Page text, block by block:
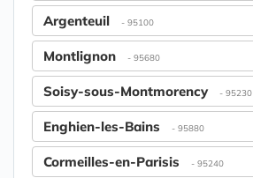
Argenteuil - 95100
Montlignon - 95680
Soisy-sous-Montmorency - 95230
Enghien-les-Bains - 95880
Cormeilles-en-Parisis - 95240